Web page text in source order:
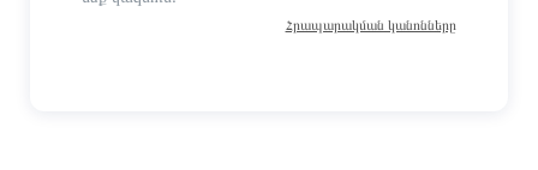
Հրապարակման կանոնները